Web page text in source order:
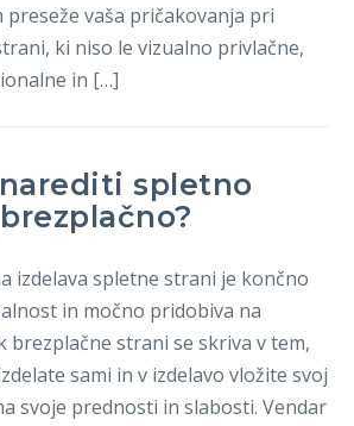
vaša pričakovanja pri
ki niso le vizualno privlačne,
in […]
spletno
izdelava spletne strani je končno
in močno pridobiva na
strani se skriva v tem,
sami in v izdelavo vložite svoj
svoje prednosti in slabosti. Vendar